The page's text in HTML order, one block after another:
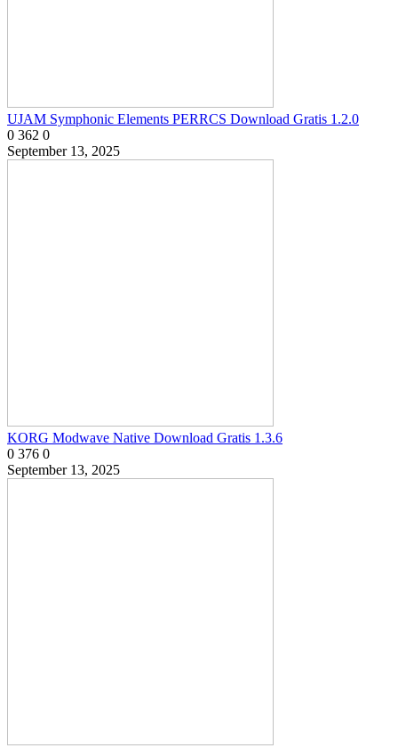
UJAM Symphonic Elements PERRCS Download Gratis 1.2.0
0 362 0
September 13, 2025
KORG Modwave Native Download Gratis 1.3.6
0 376 0
September 13, 2025